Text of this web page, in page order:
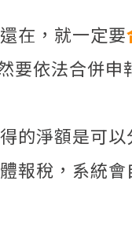
在，就一定要
要依法合併申
的淨額是可
報稅，系統